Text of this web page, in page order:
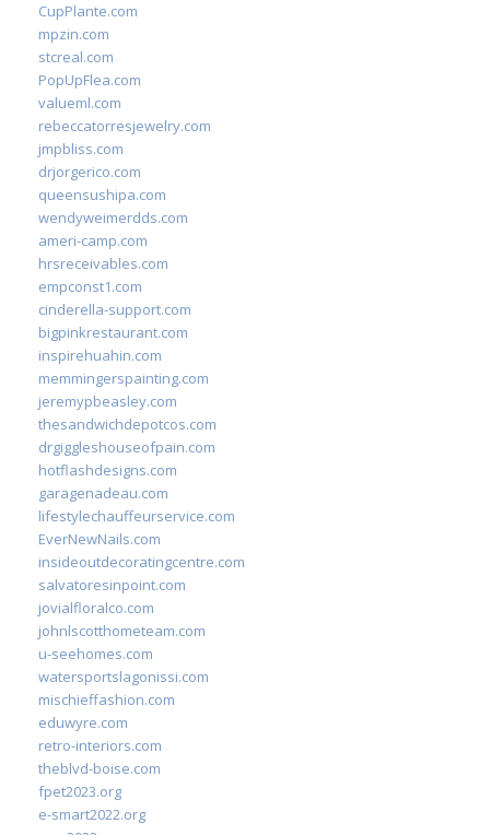
CupPlante.com
mpzin.com
stcreal.com
PopUpFlea.com
valueml.com
rebeccatorresjewelry.com
jmpbliss.com
drjorgerico.com
queensushipa.com
wendyweimerdds.com
ameri-camp.com
hrsreceivables.com
empconst1.com
cinderella-support.com
bigpinkrestaurant.com
inspirehuahin.com
memmingerspainting.com
jeremypbeasley.com
thesandwichdepotcos.com
drgiggleshouseofpain.com
hotflashdesigns.com
garagenadeau.com
lifestylechauffeurservice.com
EverNewNails.com
insideoutdecoratingcentre.com
salvatoresinpoint.com
jovialfloralco.com
johnlscotthometeam.com
u-seehomes.com
watersportslagonissi.com
mischieffashion.com
eduwyre.com
retro-interiors.com
theblvd-boise.com
fpet2023.org
e-smart2022.org